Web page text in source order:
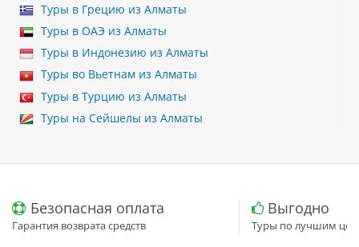
Туры в Грецию из Алматы
Туры в ОАЭ из Алматы
Туры в Индонезию из Алматы
Туры во Вьетнам из Алматы
Туры в Турцию из Алматы
Туры на Сейшелы из Алматы
Безопасная оплата
Гарантия возврата средств
Выгодно
Туры по лучшим